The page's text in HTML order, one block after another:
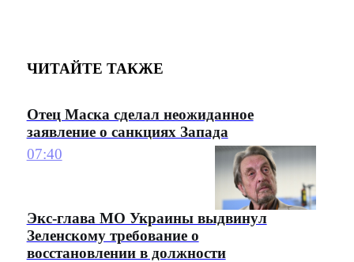
ЧИТАЙТЕ ТАКЖЕ
Отец Маска сделал неожиданное
заявление о санкциях Запада
07:40
Экс-глава МО Украины выдвинул
Зеленскому требование о
восстановлении в должности